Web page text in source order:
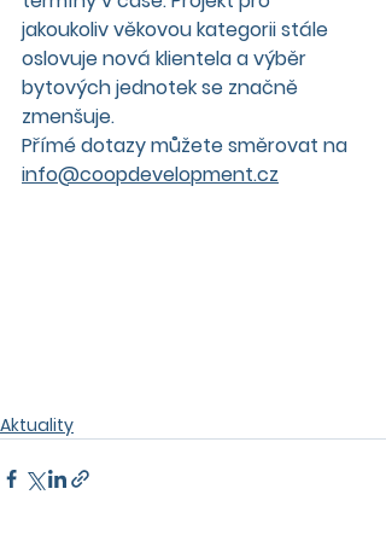
jakoukoliv věkovou kategorii stále
oslovuje nová klientela a výběr
bytových jednotek se značně
zmenšuje.
Přímé dotazy můžete směrovat na
info@coopdevelopment.cz
Aktuality